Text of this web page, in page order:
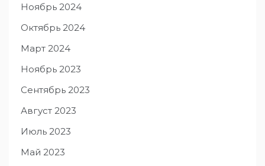
Ноябрь 2024
Октябрь 2024
Март 2024
Ноябрь 2023
Сентябрь 2023
Август 2023
Июль 2023
Май 2023